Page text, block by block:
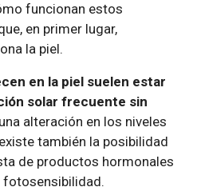
funcionan estos
en primer lugar,
la piel.
en la piel suelen estar
solar frecuente sin
alteración en los niveles
también la posibilidad
de productos hormonales
fotosensibilidad.